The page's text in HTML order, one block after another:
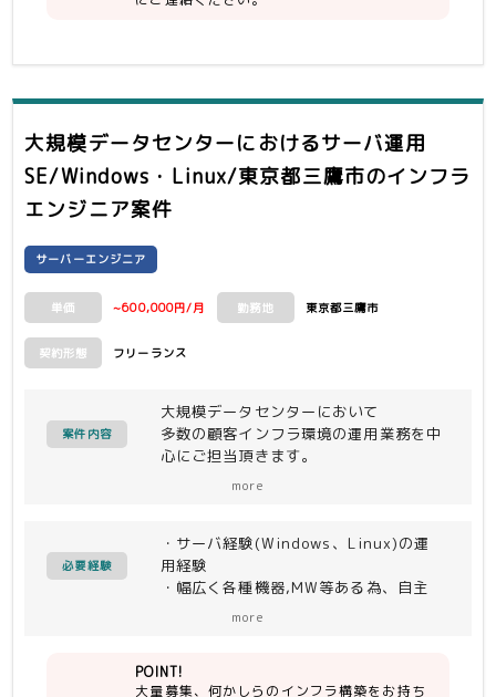
・仮想化、仮想化基盤、コンテナの構築
→ 目安：1年以上の実務経験または
それに準ずる知見がある方
・Windows系サーバの構築または運用
管理経験
→ 目安：3年以上の実務経験または
それに準ずる知見がある方
大規模データセンターにおけるサーバ運用
SE/Windows・Linux/東京都三鷹市のインフラ
エンジニア案件
サーバーエンジニア
単価 ~600,000円/月 勤務地 東京都三鷹市
契約形態 フリーランス
案件内容
大規模データセンターにおいて
多数の顧客インフラ環境の運用業務を中
心にご担当頂きます。
Windows・Linux環境問いません。
シフト稼働ではないので生活スタイルを
崩すこともありません。
more
必要経験
・サーバ経験(Windows、Linux)の運
用経験
・幅広く各種機器,MW等ある為、自主
【尚可】
more
POINT!
大量募集、何かしらのインフラ構築をお持ち